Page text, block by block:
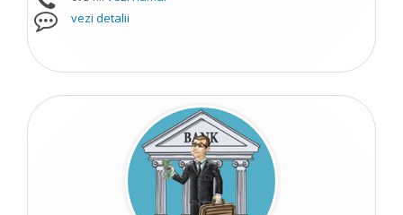
vezi detalii